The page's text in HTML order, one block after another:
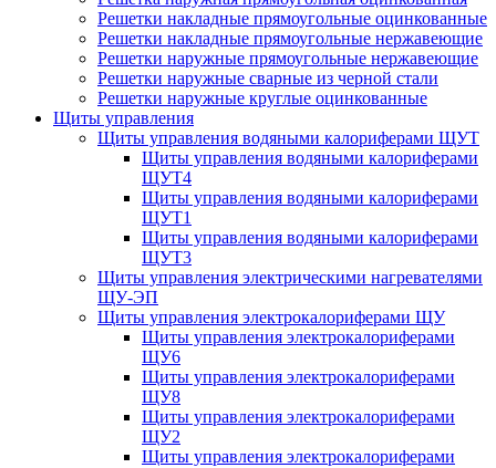
Решетки накладные прямоугольные оцинкованные
Решетки накладные прямоугольные нержавеющие
Решетки наружные прямоугольные нержавеющие
Решетки наружные сварные из черной стали
Решетки наружные круглые оцинкованные
Щиты управления
Щиты управления водяными калориферами ЩУТ
Щиты управления водяными калориферами
ЩУТ4
Щиты управления водяными калориферами
ЩУТ1
Щиты управления водяными калориферами
ЩУТ3
Щиты управления электрическими нагревателями
ЩУ-ЭП
Щиты управления электрокалориферами ЩУ
Щиты управления электрокалориферами
ЩУ6
Щиты управления электрокалориферами
ЩУ8
Щиты управления электрокалориферами
ЩУ2
Щиты управления электрокалориферами